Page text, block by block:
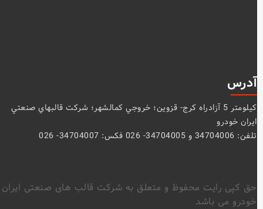
آدرس
كيلومتر 5 آزادراه كرج- قزوين؛ خروجي كمالشهر؛ شركت قالبهاي صنعتي
ايران خودرو
تلفن: 34704006 و 34704005- 026 فکس: 34704007- 026
حق کپی رایت محفوظ و متعلق به شرکت قالب های صنعتی ایران
خودرو می باشد